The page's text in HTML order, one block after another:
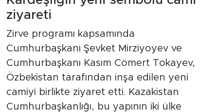
Kardeşliğin yeni sembolü cami
ziyareti
Zirve programı kapsamında
Cumhurbaşkanı Şevket Mirziyoyev ve
Cumhurbaşkanı Kasım Cömert Tokayev,
Özbekistan tarafından inşa edilen yeni
camiyi birlikte ziyaret etti. Kazakistan